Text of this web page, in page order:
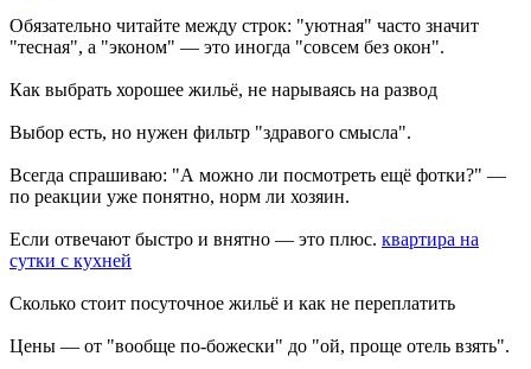
Обязательно читайте между строк: "уютная" часто значит
"тесная", а "эконом" — это иногда "совсем без окон".
Как выбрать хорошее жильё, не нарываясь на развод
Выбор есть, но нужен фильтр "здравого смысла".
Всегда спрашиваю: "А можно ли посмотреть ещё фотки?" —
по реакции уже понятно, норм ли хозяин.
Если отвечают быстро и внятно — это плюс. квартира на
сутки с кухней
Сколько стоит посуточное жильё и как не переплатить
Цены — от "вообще по-божески" до "ой, проще отель взять".